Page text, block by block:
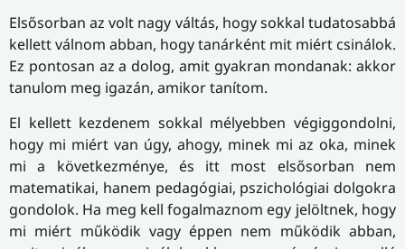
Elsősorban az volt nagy váltás, hogy sokkal tudatosabbá
kellett válnom abban, hogy tanárként mit miért csinálok.
Ez pontosan az a dolog, amit gyakran mondanak: akkor
tanulom meg igazán, amikor tanítom.
El kellett kezdenem sokkal mélyebben végiggondolni,
hogy mi miért van úgy, ahogy, minek mi az oka, minek
mi a következménye, és itt most elsősorban nem
matematikai, hanem pedagógiai, pszichológiai dolgokra
gondolok. Ha meg kell fogalmaznom egy jelöltnek, hogy
mi miért működik vagy éppen nem működik abban,